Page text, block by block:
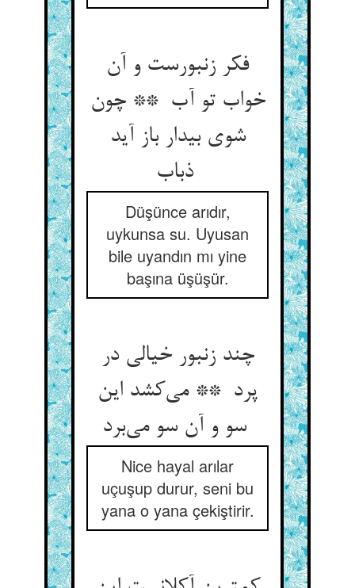
فکر زنبورست و آن
خواب تو آب ** چون
شوی بیدار باز آید
ذباب
Düşünce arıdır,
uykunsa su. Uyusan
bile uyandın mı yine
başına üşüşür.
چند زنبور خیالی در
پرد ** می‌کشد این
سو و آن سو می‌برد
Nice hayal arılar
uçuşup durur, seni bu
yana o yana çekiştirir.